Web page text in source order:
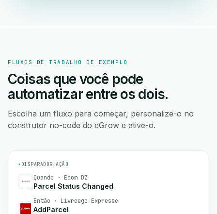
FLUXOS DE TRABALHO DE EXEMPLO
Coisas que você pode
automatizar entre os dois.
Escolha um fluxo para começar, personalize-o no
construtor no-code do eGrow e ative-o.
⚡ DISPARADOR→AÇÃO
Quando · Ecom DZ
Parcel Status Changed
Então · Livreego Expresse
AddParcel